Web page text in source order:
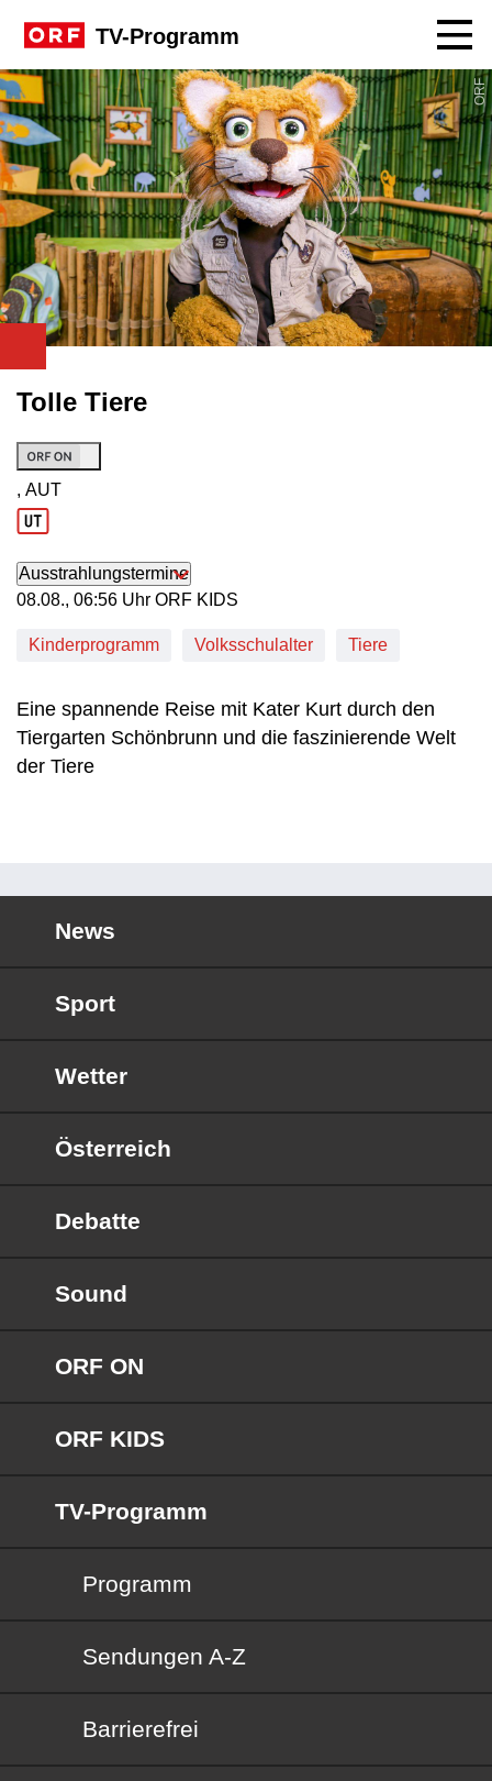
TV-Programm
ORF
Tolle Tiere
Produktionsland: AUT
, AUT
Ausstrahlungstermine
08. August, 06:56 Uhr in ORF KIDS
08.08., 06:56 Uhr ORF KIDS
Kinderprogramm Volksschulalter Tiere
Eine spannende Reise mit Kater Kurt durch den
Tiergarten Schönbrunn und die faszinierende Welt
der Tiere
News
Sport
Wetter
Österreich
Debatte
Sound
ORF ON
ORF KIDS
TV-Programm
Programm
Sendungen von A bis Z
Sendungen A-Z
Barrierefrei
Barrierefrei